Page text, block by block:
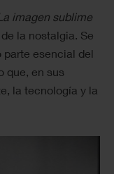
imagen sublime
la nostalgia. Se
esencial del
que, en sus
la tecnología y la